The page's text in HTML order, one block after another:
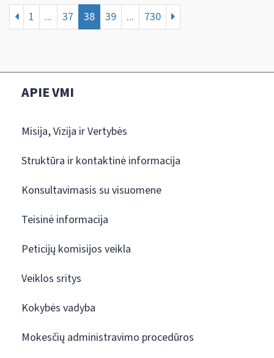
1 ... 37 38 39 ... 730
APIE VMI
Misija, Vizija ir Vertybės
Struktūra ir kontaktinė informacija
Konsultavimasis su visuomene
Teisinė informacija
Peticijų komisijos veikla
Veiklos sritys
Kokybės vadyba
Mokesčių administravimo procedūros